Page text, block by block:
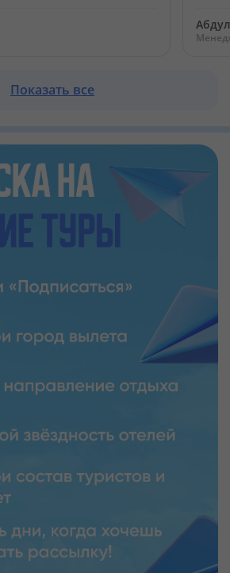
Показать все